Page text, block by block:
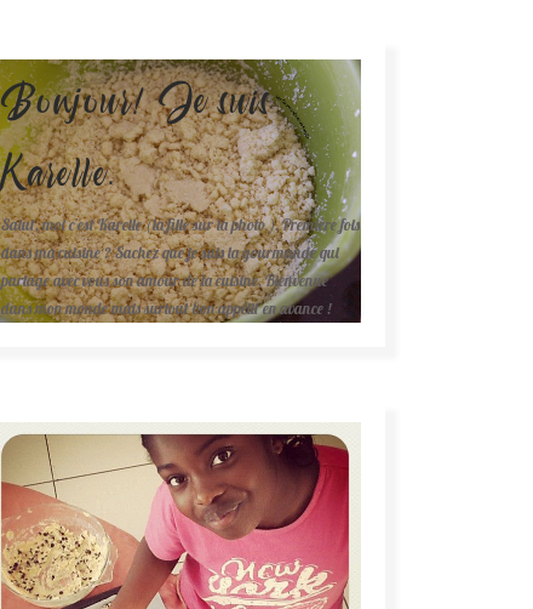
Bonjour! Je suis
Karelle.
Salut, moi c'est Karelle (la fille sur la photo ). Première fois
dans ma cuisine ? Sachez que je suis la gourmande qui
partage avec vous son amour de la cuisine. Bienvenue
dans mon monde mais surtout bon appétit en avance !